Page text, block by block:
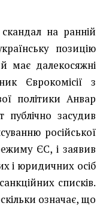
на ранній
позицію
має далекосяжні
Єврокомісії з
політики Анвар
публічно засудив
російської
ЄС, і заявив
і юридичних осіб
списків.
означає, що